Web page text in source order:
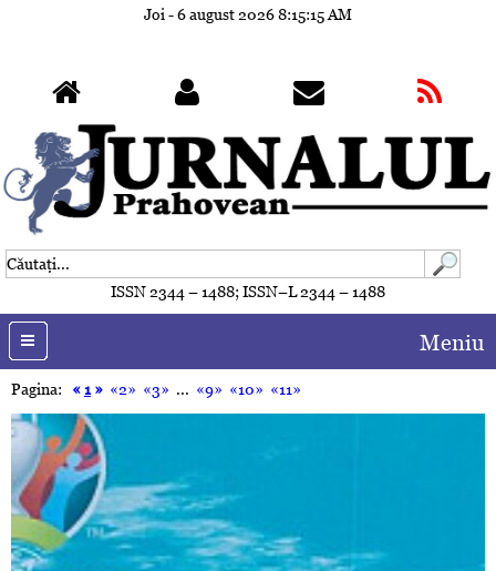
Joi - 6 august 20268:15:18 AM
ISSN 2344 – 1488; ISSN–L 2344 – 1488
Meniu
Pagina: «1» «2» «3» ... «9» «10» «11»